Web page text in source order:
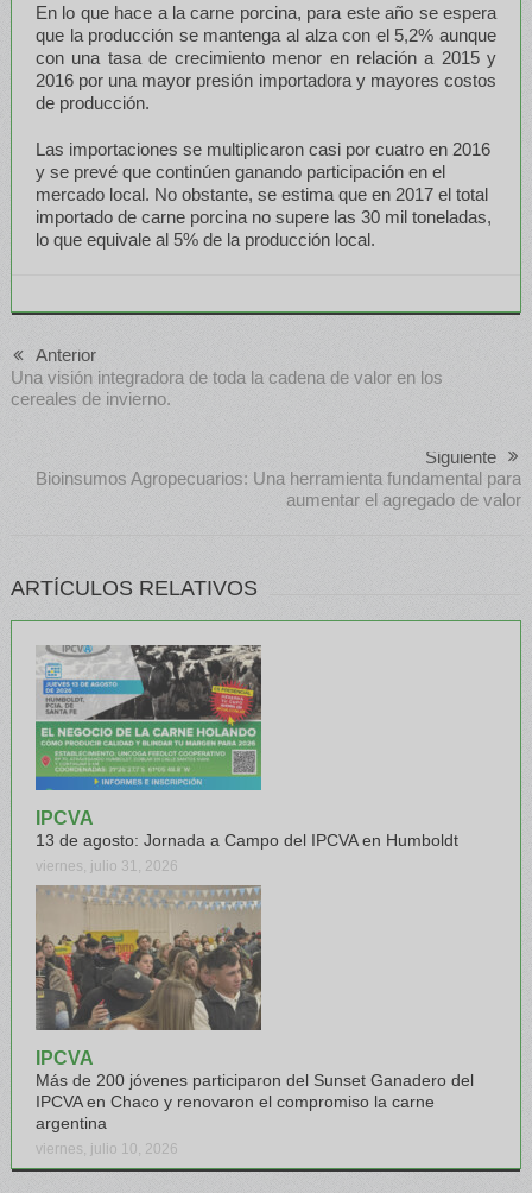
En lo que hace a la carne porcina, para este año se espera
que la producción se mantenga al alza con el 5,2% aunque
con una tasa de crecimiento menor en relación a 2015 y
2016 por una mayor presión importadora y mayores costos
de producción.
Las importaciones se multiplicaron casi por cuatro en 2016
y se prevé que continúen ganando participación en el
mercado local. No obstante, se estima que en 2017 el total
importado de carne porcina no supere las 30 mil toneladas,
lo que equivale al 5% de la producción local.
Anterior
Una visión integradora de toda la cadena de valor en los
cereales de invierno.
Siguiente
Bioinsumos Agropecuarios: Una herramienta fundamental para
aumentar el agregado de valor
ARTÍCULOS RELATIVOS
IPCVA
13 de agosto: Jornada a Campo del IPCVA en Humboldt
viernes, julio 31, 2026
IPCVA
Más de 200 jóvenes participaron del Sunset Ganadero del
IPCVA en Chaco y renovaron el compromiso la carne
argentina
viernes, julio 10, 2026